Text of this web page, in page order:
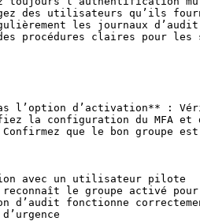
des utilisateurs qu’ils
les journaux
procédures claires pour les
l’option d’activation** :
la configuration du MFA et
que le bon groupe
avec un utilisateur pilote
le groupe activé pour
d’audit fonctionne